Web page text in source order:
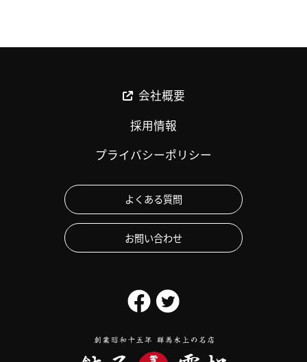
会社概要
採用情報
プライバシーポリシー
よくある質問
お問い合わせ